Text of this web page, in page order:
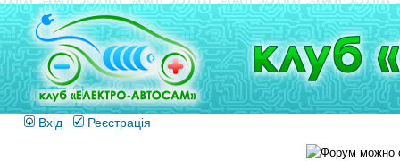
Вхід Реєстрація